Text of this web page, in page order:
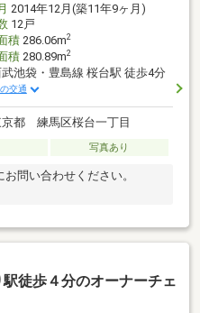
2014年12月(築11年9ヶ月)
12戸
積286.06m2
積280.89m2
池袋・豊島線 桜台駅 徒歩4分
交通
京都 練馬区桜台一丁目
写真あり
問い合わせください。
徒歩４分のオーナーチェ